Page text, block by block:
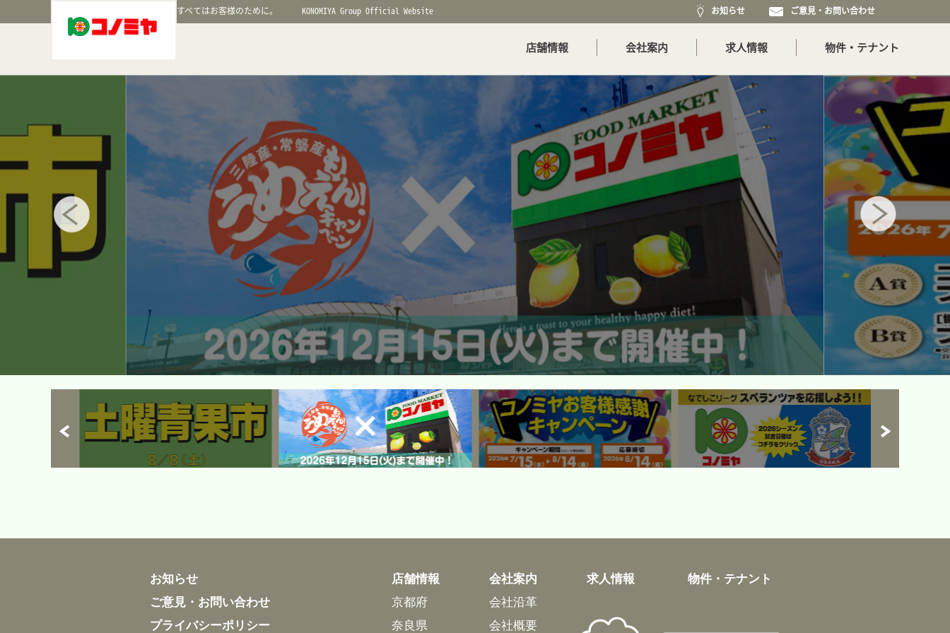
すべてはお客様のために。 KONOMIYA Group Official Website お知らせ ご意見・お問い合わせ
店舗情報 会社案内 求人情報 物件・テナント
お知らせ
ご意見・お問い合わせ
プライバシーポリシー
店舗情報
京都府
奈良県
会社案内
会社沿革
会社概要
求人情報 物件・テナント